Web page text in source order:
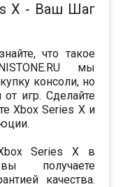
X - Ваш Шаг
что такое
мы
консоли, но
игр. Сделайте
Xbox Series X и
Series X в
получаете
качества.